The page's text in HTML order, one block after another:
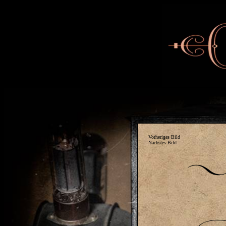
Vorheriges Bild
Nächstes Bild